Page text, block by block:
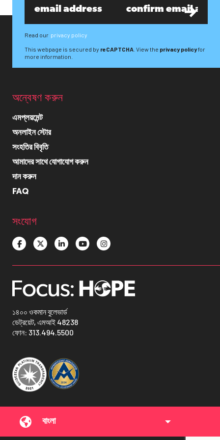
Read our privacy policy
This webpage is secured by reCAPTCHA . View the privacy policyfor
more information.
১৪০০ ওকমান বুলেভার্ড
ডেট্রয়েট, এমআই 48238
ফোন: 313.494.5500
অন্বেষণ করুন
এমপ্লয়মেন্ট
অনলাইন স্টোর
সংহতির বিবৃতি
আমাদের সাথে যোগাযোগ করুন
দান করুন
FAQ
সংযোগ
বাংলা